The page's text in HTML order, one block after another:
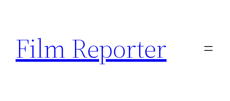
conținut
Film Reporter